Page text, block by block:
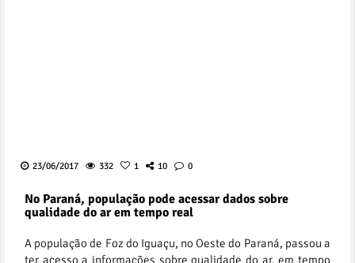
23/06/2017 332 1 10 0
No Paraná, população pode acessar dados sobre
qualidade do ar em tempo real
A população de Foz do Iguaçu, no Oeste do Paraná, passou a
ter acesso a informações sobre qualidade do ar, em tempo